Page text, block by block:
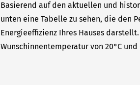
Basierend auf den aktuellen und
unten eine Tabelle zu sehen, die den
Energieeffizienz Ihres Hauses
Wunschinnentemperatur von 20°C